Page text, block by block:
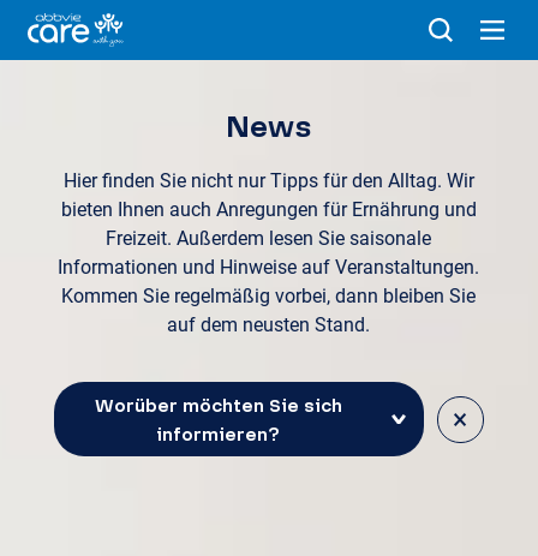
News
Hier finden Sie nicht nur Tipps für den Alltag. Wir
bieten Ihnen auch Anregungen für Ernährung und
Freizeit. Außerdem lesen Sie saisonale
Informationen und Hinweise auf Veranstaltungen.
Kommen Sie regelmäßig vorbei, dann bleiben Sie
auf dem neusten Stand.
Worüber möchten Sie sich
informieren?
×